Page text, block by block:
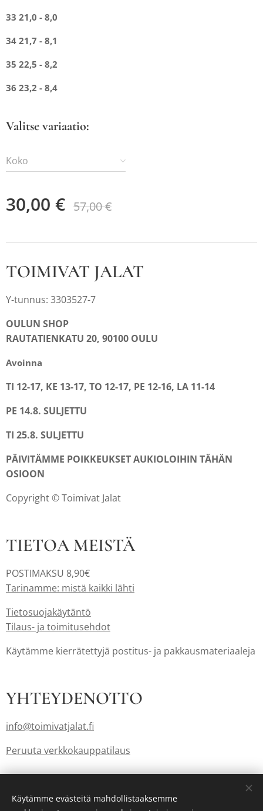
33 21,0 - 8,0
34 21,7 - 8,1
35 22,5 - 8,2
36 23,2 - 8,4
Valitse variaatio:
Koko
30,00 € 57,00€
TOIMIVAT JALAT
Y-tunnus: 3303527-7
OULUN SHOP
RAUTATIENKATU 20, 90100 OULU
Avoinna
TI 12-17, KE 13-17, TO 12-17, PE 12-16, LA 11-14
PE 14.8. SULJETTU
TI 25.8. SULJETTU
PÄIVITÄMME POIKKEUKSET AUKIOLOIHIN TÄHÄN
OSIOON
Copyright © Toimivat Jalat
TIETOA MEISTÄ
POSTIMAKSU 8,90€
Tarinamme: mistä kaikki lähti
Tietosuojakäytäntö
Tilaus- ja toimitusehdot
Käytämme kierrätettyjä postitus- ja pakkausmateriaaleja
YHTEYDENOTTO
info@toimivatjalat.fi
Peruuta verkkokauppatilaus
Käytämme evästeitä mahdollistaaksemme